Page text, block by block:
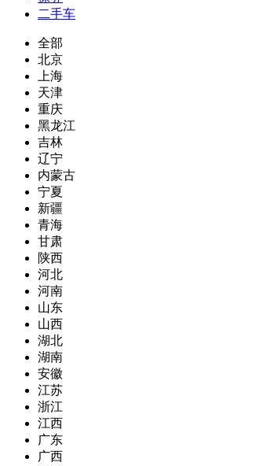
二手车
全部
北京
上海
天津
重庆
黑龙江
吉林
辽宁
内蒙古
宁夏
新疆
青海
甘肃
陕西
河北
河南
山东
山西
湖北
湖南
安徽
江苏
浙江
江西
广东
广西